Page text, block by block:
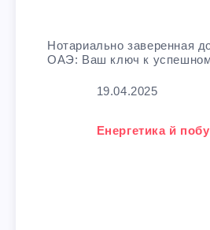
Нотариально заверенная
ОАЭ: Ваш ключ к
19.04.2025
У зв'язку з тим, що
Енергетика й